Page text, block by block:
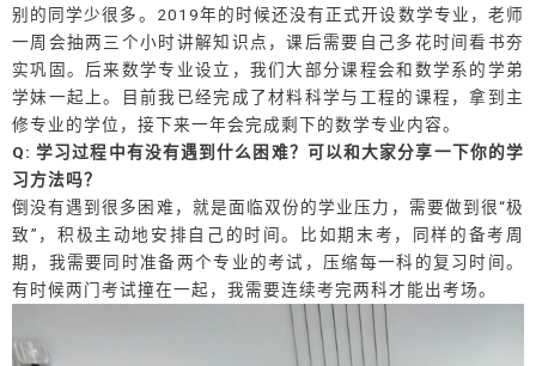
别的同学少很多。2019年的时候还没有正式开设数学专业，老师
一周会抽两三个小时讲解知识点，课后需要自己多花时间看书夯
实巩固。后来数学专业设立，我们大部分课程会和数学系的学弟
学妹一起上。目前我已经完成了材料科学与工程的课程，拿到主
修专业的学位，接下来一年会完成剩下的数学专业内容。
Q: 学习过程中有没有遇到什么困难？可以和大家分享一下你的学
习方法吗？
倒没有遇到很多困难，就是面临双份的学业压力，需要做到很“极
致”，积极主动地安排自己的时间。比如期末考，同样的备考周
期，我需要同时准备两个专业的考试，压缩每一科的复习时间。
有时候两门考试撞在一起，我需要连续考完两科才能出考场。